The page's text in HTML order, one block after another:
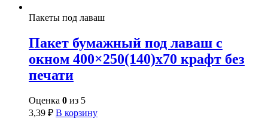
Пакеты под лаваш
Пакет бумажный под лаваш с
окном 400×250(140)x70 крафт без
печати
Оценка 0 из 5
3,39 ₽ В корзину